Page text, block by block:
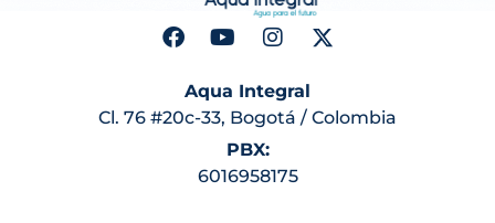
Aqua Integral
Cl. 76 #20c-33, Bogotá / Colombia
PBX:
6016958175